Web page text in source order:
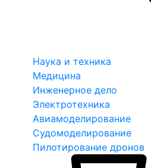
Наука и техника
Медицина
Инженерное дело
Электротехника
Авиамоделирование
Судомоделирование
Пилотирование дронов